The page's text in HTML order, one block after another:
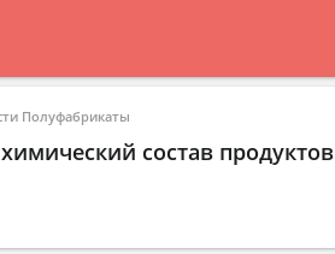
Полуфабрикаты
состав продуктов